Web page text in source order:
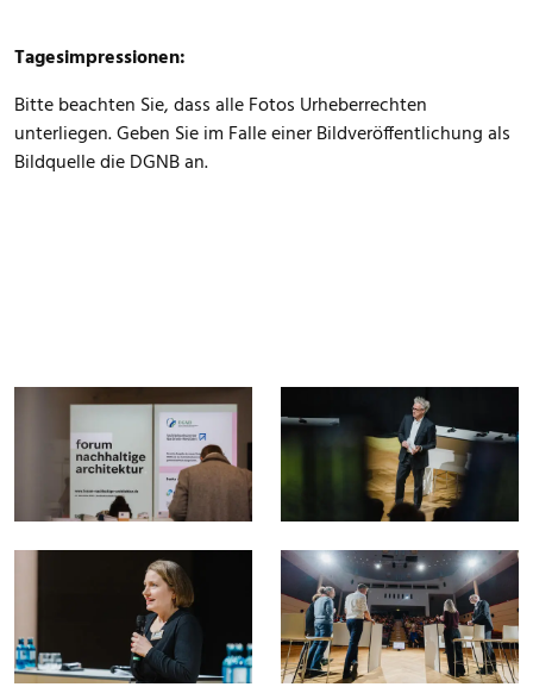
Tagesimpressionen:
Bitte beachten Sie, dass alle Fotos Urheberrechten
unterliegen. Geben Sie im Falle einer Bildveröffentlichung als
Bildquelle die DGNB an.